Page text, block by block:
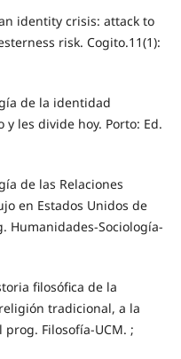
identity crisis: attack to
risk. Cogito.11(1):
de la identidad
les divide hoy. Porto: Ed.
de las Relaciones
en Estados Unidos de
Humanidades-Sociología-
filosófica de la
tradicional, a la
Filosofía-UCM. ;